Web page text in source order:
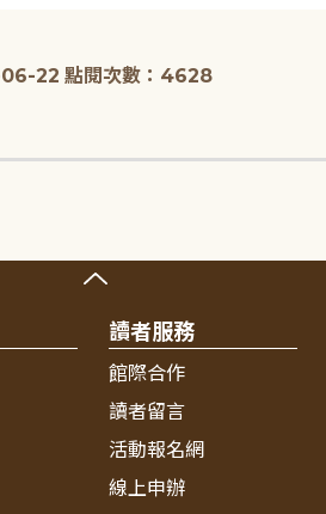
06-22 點閱次數：4628
讀者服務
館際合作
讀者留言
活動報名網
線上申辦